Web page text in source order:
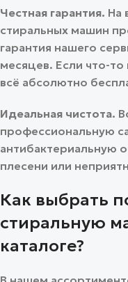
Честная гарантия. На
стиральных машин
гарантия нашего
месяцев. Если что-
всё абсолютно
Идеальная чистота.
профессиональную
антибактериальную
плесени или
Как выбрать
стиральную
каталоге?